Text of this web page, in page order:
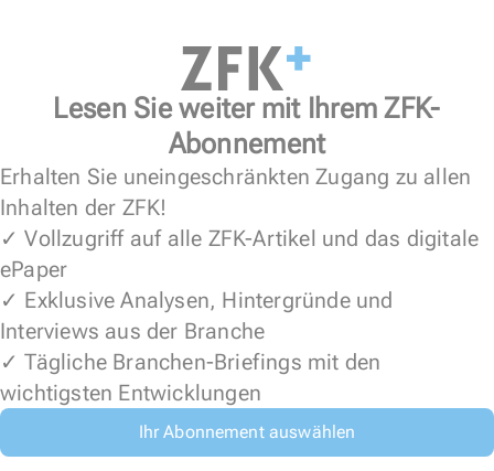
Lesen Sie weiter mit Ihrem ZFK-
Abonnement
Erhalten Sie uneingeschränkten Zugang zu allen
Inhalten der ZFK!
✓ Vollzugriff auf alle ZFK-Artikel und das digitale
ePaper
✓ Exklusive Analysen, Hintergründe und
Interviews aus der Branche
✓ Tägliche Branchen-Briefings mit den
wichtigsten Entwicklungen
Ihr Abonnement auswählen